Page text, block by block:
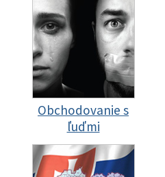
Obchodovanie s
ľuďmi